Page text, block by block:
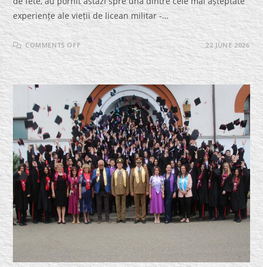
experiențe ale vieții de licean militar -…
COMMENTS OFFON
TABĂRA
DE
INSTRUIRE
DE
VARĂ
22 JUNE 2026